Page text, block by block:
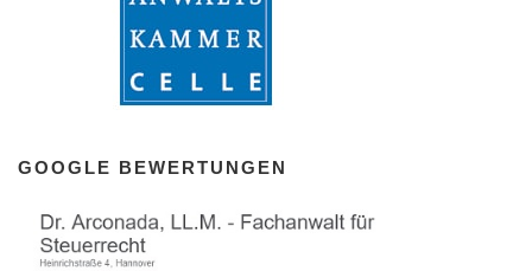
GOOGLE BEWERTUNGEN